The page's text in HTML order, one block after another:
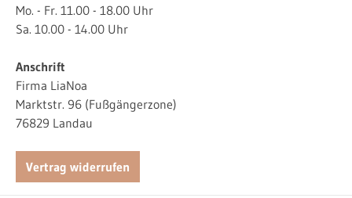
Mo. - Fr. 11.00 - 18.00 Uhr
Sa. 10.00 - 14.00 Uhr
Anschrift
Firma LiaNoa
Marktstr. 96 (Fußgängerzone)
76829 Landau
Vertrag widerrufen